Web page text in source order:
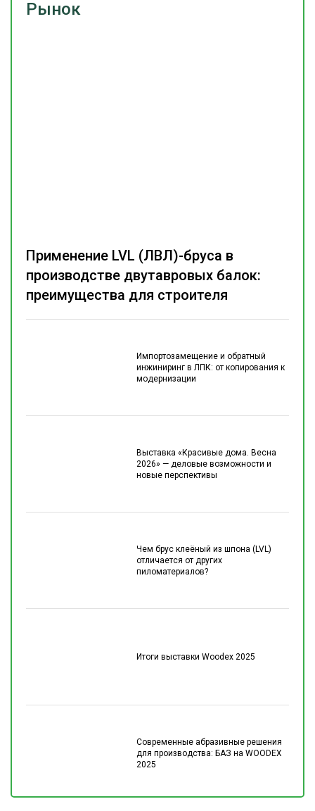
Рынок
Импортозамещение и обратный
инжиниринг в ЛПК: от копирования к
модернизации
Выставка «Красивые дома. Весна
2026» — деловые возможности и
новые перспективы
Чем брус клеёный из шпона (LVL)
отличается от других
пиломатериалов?
Итоги выставки Woodex 2025
Современные абразивные решения
для производства: БАЗ на WOODEX
2025
Применение LVL (ЛВЛ)-бруса в
производстве двутавровых балок:
преимущества для строителя